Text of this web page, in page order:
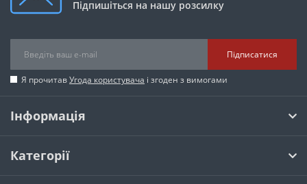
Підпишіться на нашу розсилку
Підписатися
Я прочитавУгода користувача і згоден з вимогами
Інформація
Категорії